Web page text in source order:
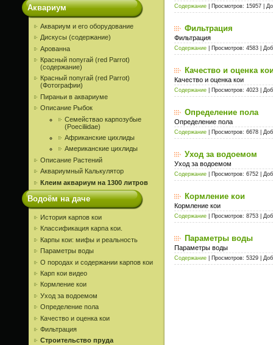
Аквариум
Аквариум и его оборудование
Дискусы (содержание)
Арованна
Красный попугай (red Parrot)
(содержание)
Красный попугай (red Parrot)
(Фотографии)
Пираньи в аквариуме
Описание Рыбок
Семействао карпозубые
(Poeciliidae)
Африканские цихлиды
Американские цихлиды
Описание Растений
Аквариумный Калькулятор
Клеим аквариум на 1300 литров
Водоём на даче
История карпов кои
Классификация карпа кои.
Карпы кои: мифы и реальность
Параметры воды
О породах и содержании карпов кои
Карп кои видео
Кормление кои
Уход за водоемом
Определение пола
Качество и оценка кои
Фильтрация
Строительство пруда
Содержание | Просмотров: 15957 |
Фильтрация
Фильтрация
Содержание | Просмотров: 4583 |
Качество и оценка
Качество и оценка кои
Содержание | Просмотров: 4023 |
Определение пола
Определение пола
Содержание | Просмотров: 6678 |
Уход за водоемом
Уход за водоемом
Содержание | Просмотров: 6752 |
Кормление кои
Кормление кои
Содержание | Просмотров: 8753 |
Параметры воды
Параметры воды
Содержание | Просмотров: 5329 |